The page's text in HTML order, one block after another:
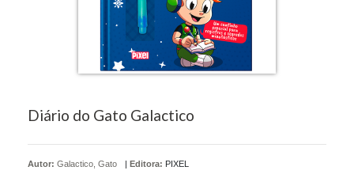
Diário do Gato Galactico
Autor: Galactico, Gato | Editora: PIXEL